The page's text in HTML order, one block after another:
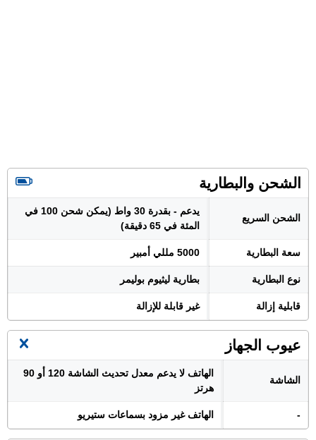
الشحن والبطارية
الشحن السريع
يدعم - بقدرة 30 واط (يمكن شحن 100 في
المئة في 65 دقيقة)
سعة البطارية 5000 مللي أمبير
نوع البطارية بطارية ليثيوم بوليمر
قابلية إزالة غير قابلة للإزالة
عيوب الجهاز
الشاشة
الهاتف لا يدعم معدل تحديث الشاشة 120 أو 90
هرتز
- الهاتف غير مزود بسماعات ستيريو